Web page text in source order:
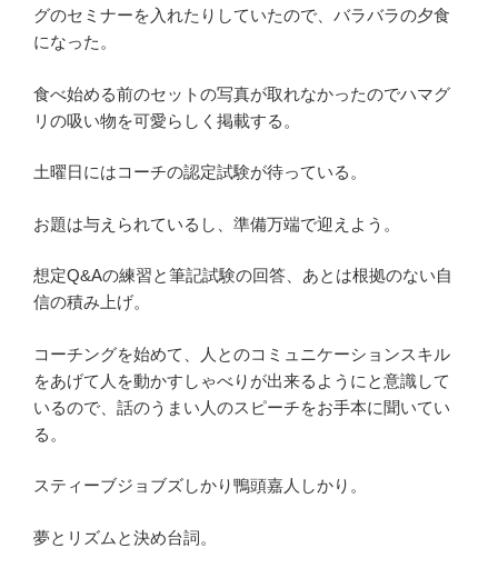
グのセミナーを入れたりしていたので、バラバラの夕食
になった。
食べ始める前のセットの写真が取れなかったのでハマグ
リの吸い物を可愛らしく掲載する。
土曜日にはコーチの認定試験が待っている。
お題は与えられているし、準備万端で迎えよう。
想定Q&Aの練習と筆記試験の回答、あとは根拠のない自
信の積み上げ。
コーチングを始めて、人とのコミュニケーションスキル
をあげて人を動かすしゃべりが出来るようにと意識して
いるので、話のうまい人のスピーチをお手本に聞いてい
る。
スティーブジョブズしかり鴨頭嘉人しかり。
夢とリズムと決め台詞。